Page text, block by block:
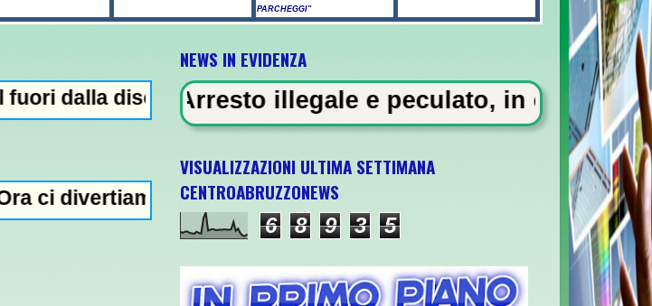
PARCHEGGI"
minorenni intossicati a Pescara - Il vento riaccende il
in staffetta"- L'Italia U21 il 5 ottobre a Pescara l'ultima gara
NEWS IN EVIDENZA
- Arresto illegale e peculato, in carcere 5 vigili urbani
VISUALIZZAZIONI ULTIMA SETTIMANA
CENTROABRUZZONEWS
6 8 9 3 5